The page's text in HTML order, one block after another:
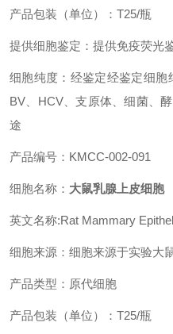
产品包装（单位）：T25/瓶
提供细胞鉴定：提供免疫荧光
细胞纯度：经鉴定经鉴定细胞
BV、HCV、支原体、细菌、
途
产品编号：KMCC-002-091
细胞名称： 大鼠乳腺上皮细胞
英文名称:Rat Mammary
细胞来源：细胞来源于实验大
产品类型：原代细胞
产品包装（单位）：T25/瓶